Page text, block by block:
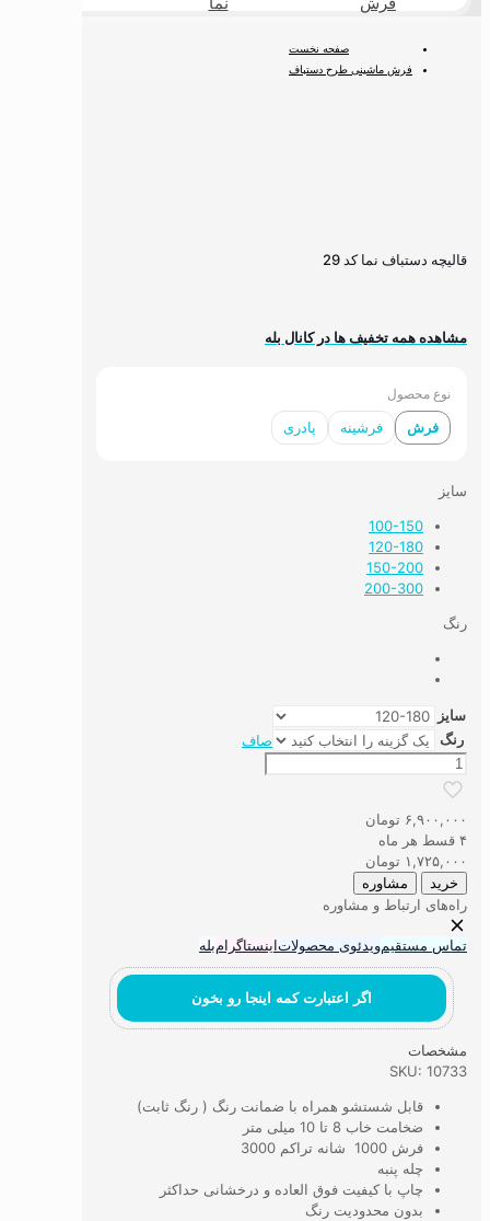
صفحه نخست
فرش ماشینی طرح دستباف
قالیچه دستباف نما کد 29
مشاهده همه تخفیف ها در کانال بله
نوع محصول
فرش فرشینه پادری
سایز
100-150
120-180
150-200
200-300
رنگ
سایز
رنگ
صاف
قالیچه
دستباف
نما
کد
29
عدد
۶,۹۰۰,۰۰۰ تومان
۴ قسط هر ماه
۱,۷۲۵,۰۰۰ تومان
خرید مشاوره
راه‌های ارتباط و مشاوره
تماس مستقیمویدئوی محصولاتاینستاگرامبله
اگر اعتبارت کمه اینجا رو بخون
مشخصات
SKU: 10733
قابل شستشو همراه با ضمانت رنگ ( رنگ ثابت)
ضخامت خاب 8 تا 10 میلی متر
فرش 1000 شانه تراکم 3000
چله پنبه
چاپ با کیفیت فوق العاده و درخشانی حداکثر
بدون محدودیت رنگ